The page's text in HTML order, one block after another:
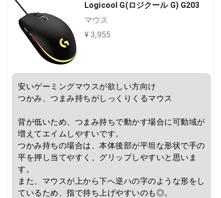
Logicool G(ロジクール G) G203
マウス
¥ 3,955
安いゲーミングマウスが欲しい方向け
つかみ、つまみ持ちがしっくりくるマウス
背が低いため、つまみ持ちで動かす場合に可動域が
増えてエイムしやすいです。
つかみ持ちの場合は、本体後部が平坦な形状で手の
平を押し当てやすく、グリップしやすいと思いま
す。
また、マウスが上から下へ逆ハの字のような形をし
ているため、指で持ち上げやすいのも◎。